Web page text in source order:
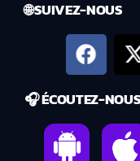
🌐 SUIVEZ-NOUS
🎧 ÉCOUTEZ-NOUS